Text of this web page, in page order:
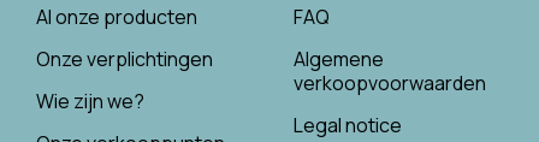
Al onze producten
Onze verplichtingen
Wie zijn we?
FAQ
Algemene
verkoopvoorwaarden
Legal notice